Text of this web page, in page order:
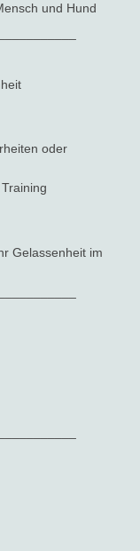
und Hund
oder
Gelassenheit im